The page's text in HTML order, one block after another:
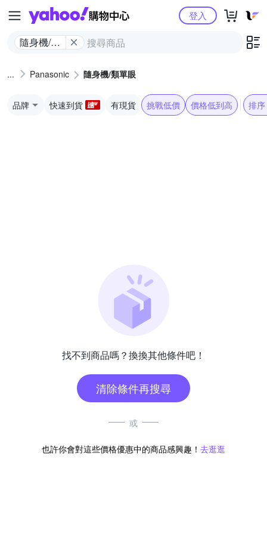
Yahoo購物中心
隨身機/類
登入
Panasonic 隨身機/類單眼
品牌 快速到貨 有現貨 挑戰低價 價格低到高 排序
找不到商品嗎？換換其他條件吧！
清除條件再搜尋
或
也許你會對這些價格優惠中的商品感興趣！ 去逛逛